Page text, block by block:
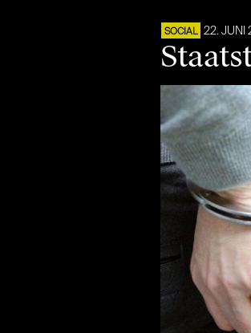
SOCIAL 22. JUNI